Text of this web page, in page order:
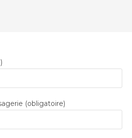
(obligatoire)